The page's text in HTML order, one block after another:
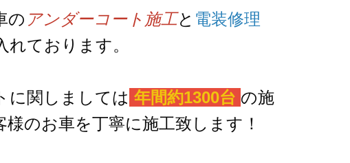
の アンダーコート施工と 電装修理
れております。
に関しましては 年間約1300台 の施
様のお車を丁寧に施工致します！